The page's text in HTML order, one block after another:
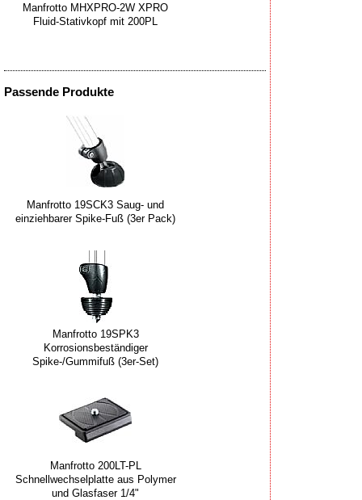
Manfrotto MHXPRO-2W XPRO
Fluid-Stativkopf mit 200PL
Passende Produkte
Manfrotto 19SCK3 Saug- und
einziehbarer Spike-Fuß (3er Pack)
Manfrotto 19SPK3
Korrosionsbeständiger
Spike-/Gummifuß (3er-Set)
Manfrotto 200LT-PL
Schnellwechselplatte aus Polymer
und Glasfaser 1/4"